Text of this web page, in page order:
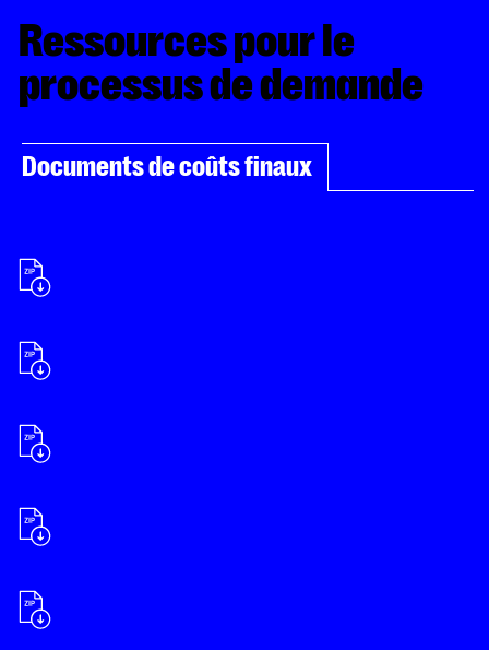
Ressources pour le
processus de demande
Documents de coûts finaux